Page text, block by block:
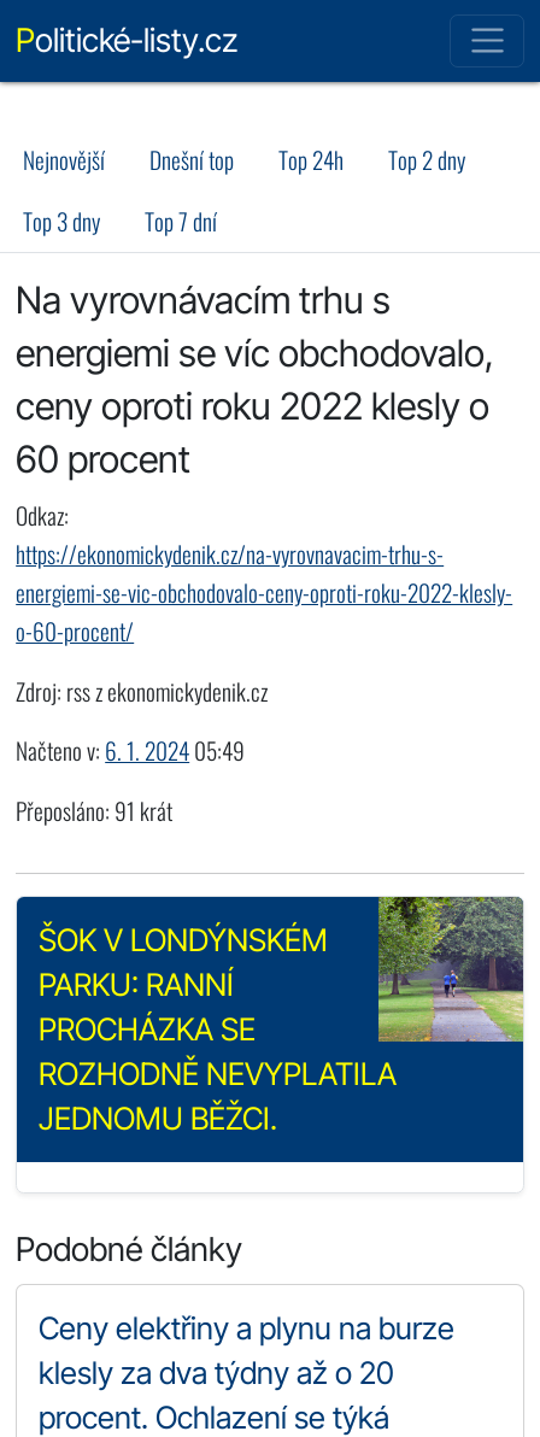
Politické-listy.cz
Nejnovější Dnešní top Top 24h
Top 2 dny
Top 3 dny
Top 7 dní
Na vyrovnávacím trhu s
energiemi se víc obchodovalo,
ceny oproti roku 2022 klesly o
60 procent
Odkaz:
https://ekonomickydenik.cz/na-vyrovnavacim-trhu-s-
energiemi-se-vic-obchodovalo-ceny-oproti-roku-2022-klesly-
o-60-procent/
Zdroj: rss z ekonomickydenik.cz
Načteno v: 6. 1. 202405:49
Přeposláno: 91 krát
ŠOK V LONDÝNSKÉM
PARKU: RANNÍ
PROCHÁZKA SE
ROZHODNĚ NEVYPLATILA
JEDNOMU BĚŽCI.
Podobné články
Ceny elektřiny a plynu na burze
klesly za dva týdny až o 20
procent. Ochlazení se týká